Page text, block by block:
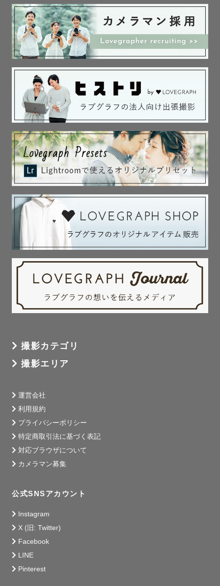
撮影カテゴリ
撮影エリア
運営会社
利用規約
プライバシーポリシー
特定商取引法に基づく表記
対応ブラウザについて
カメラマン募集
公式SNSアカウント
Instagram
X (旧: Twitter)
Facebook
LINE
Pinterest